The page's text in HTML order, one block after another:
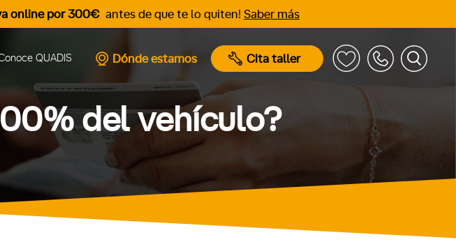
online por 300€ antes de que te lo quiten! Saber más
QUADIS Dónde estamos Cita taller
del vehículo?